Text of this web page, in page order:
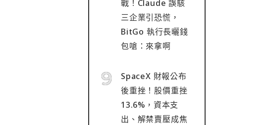
戰！Claude 誤駭
三企業引恐慌，
BitGo 執行長曬錢
包嗆：來拿啊
SpaceX 財報公布
後重挫！股價重挫
13.6%，資本支
出、解禁賣壓成焦